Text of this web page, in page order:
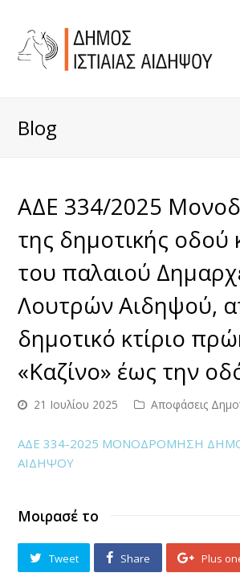
Blog
ΑΔΕ 334/2025
της δημοτικής οδού
του παλαιού
Λουτρών Αιδηψού,
δημοτικό κτίριο
«Καζίνο» έως την
21 Ιουλίου 2025 Αποφάσεις
ΑΔΕ 334-2025 ΜΟΝΟΔΡΟΜΗΣΗ
ΑΙΔΗΨΟΥ
Μοιρασέ το
Tweet Share Plus